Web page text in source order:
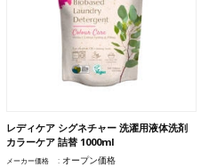
レディケア シグネチャー 洗濯用液体洗剤
カラーケア 詰替 1000ml
メーカー価格 オープン価格